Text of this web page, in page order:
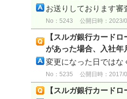
お送りしております審
No：5243 公開日時：2023/
【スルガ銀行カード
があった場合、入社年
変更になった日ではな
No：5235 公開日時：2017/
【スルガ銀行カード